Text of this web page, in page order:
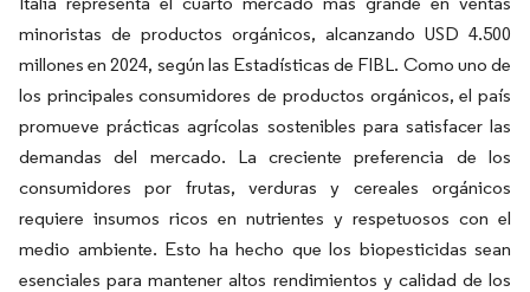
minoristas de productos orgánicos, alcanzando USD 4.500
millones en 2024, según las Estadísticas de FIBL. Como uno de
los principales consumidores de productos orgánicos, el país
promueve prácticas agrícolas sostenibles para satisfacer las
demandas del mercado. La creciente preferencia de los
consumidores por frutas, verduras y cereales orgánicos
requiere insumos ricos en nutrientes y respetuosos con el
medio ambiente. Esto ha hecho que los biopesticidas sean
esenciales para mantener altos rendimientos y calidad de los